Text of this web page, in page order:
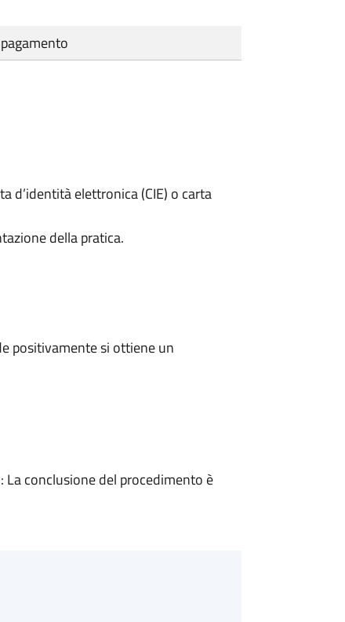
d’identità elettronica (CIE) o carta
della pratica.
positivamente si ottiene un
conclusione del procedimento è